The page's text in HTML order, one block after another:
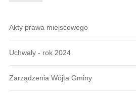
Akty prawa miejscowego
Uchwały - rok 2024
Zarządzenia Wójta Gminy